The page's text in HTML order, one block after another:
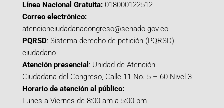
Línea Nacional Gratuita: 018000122512
Correo electrónico:
atencionciudadanacongreso@senado.gov.co
PQRSD: Sistema derecho de petición (PQRSD)
ciudadano
Atención presencial : Unidad de Atención
Ciudadana del Congreso, Calle 11 No. 5 – 60 Nivel 3
Horario de atención al público:
Lunes a Viernes de 8:00 am a 5:00 pm